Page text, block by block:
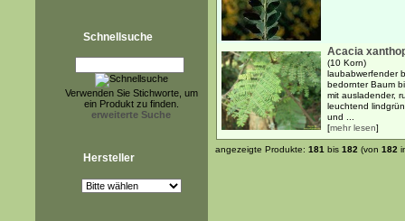
Schnellsuche
Verwenden Sie Stichworte, um
ein Produkt zu finden.
erweiterte Suche
Hersteller
Acacia
(10 Korn)
laubabwerfender
bedornter Baum
mit ausladender,
leuchtend
und ...
[mehr lesen]
angezeigte Produkte: 181 bis 182 (von 182